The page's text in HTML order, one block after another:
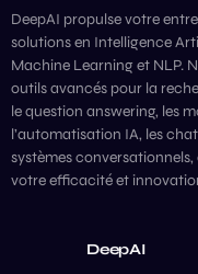
DeepAI propulse votre
solutions en Intelligence
Machine Learning et NLP.
outils avancés pour la
le question answering, les
l’automatisation IA, les
systèmes
votre efficacité et
DeepAI